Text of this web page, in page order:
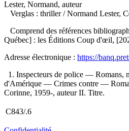
Lester, Normand, auteur
Verglas : thriller/ Normand Lester,
Comprend des références
Québec] : les Éditions Coup d'œil,
Adresse électronique : https://
1. Inspecteurs de police — Romans,
d'Amérique — Crimes contre —
Corinne, 1959-, auteur II. Titre.
C843/.6